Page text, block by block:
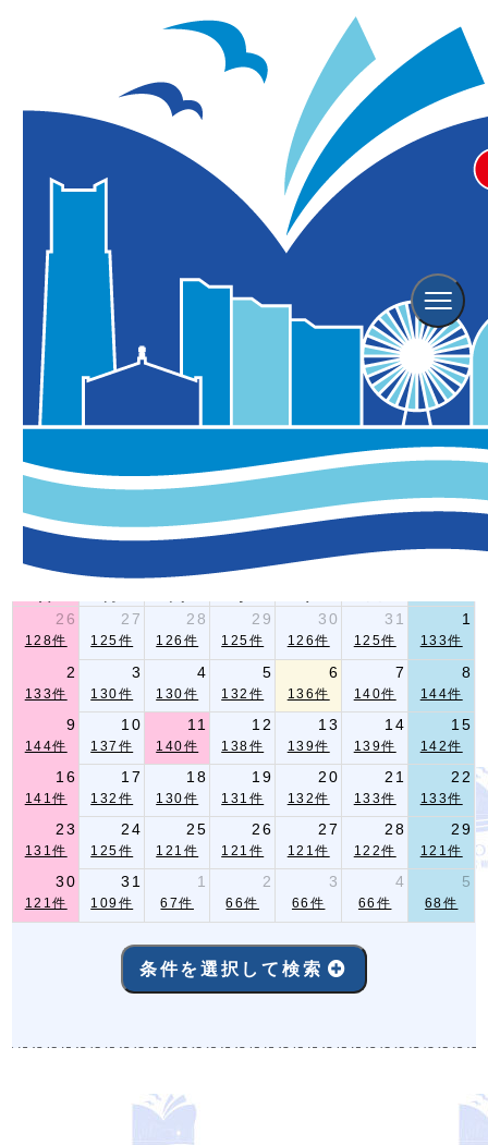
Event
横浜観光情報TOP イベント情報
Event Search
-イベント指定条件検索-
翌月
2026年 8月
26
27 28 29 30 31 1
128件 125件 126件 125件 126件 125件 133件
2 3 4 5 6 7 8
133件 130件 130件 132件 136件 140件 144件
9 10 11 12 13 14 15
144件 137件 140件 138件 139件 139件 142件
16 17 18 19 20 21 22
141件 132件 130件 131件 132件 133件 133件
23 24 25 26 27 28 29
131件 125件 121件 121件 121件 122件 121件
30 31 1 2 3 4 5
121件 109件 67件 66件 66件 66件 68件
条件を選択して検索